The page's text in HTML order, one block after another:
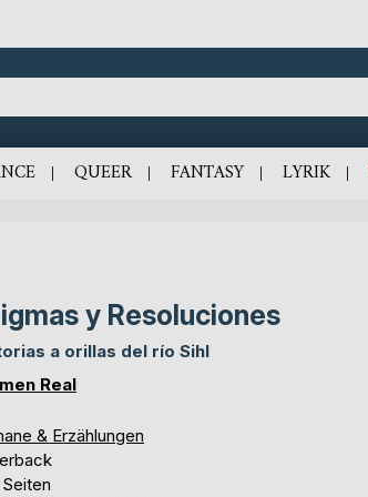
QUEER FANTASY LYRIK
y Resoluciones
a orillas del río Sihl
Real
& Erzählungen